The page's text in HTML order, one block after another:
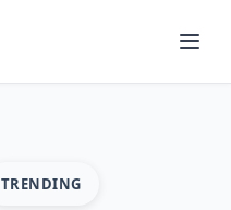
TRENDING